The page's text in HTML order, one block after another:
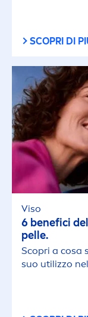
SCOPRI DI
Viso
6 benefici
pelle.
Scopri a cosa
suo utilizzo